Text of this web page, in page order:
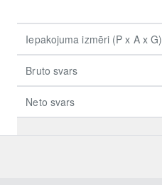
Iepakojuma izmēri (P x A x G)
Bruto svars
Neto svars